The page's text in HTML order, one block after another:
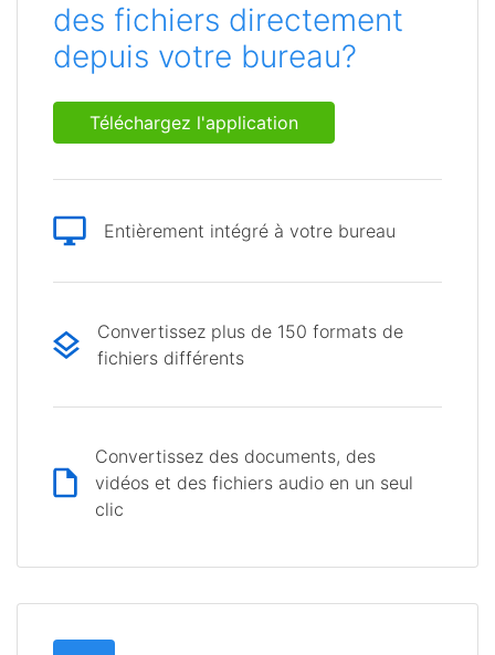
des fichiers directement
depuis votre bureau?
Téléchargez l'application
Entièrement intégré à votre bureau
Convertissez plus de 150 formats de
fichiers différents
Convertissez des documents, des
vidéos et des fichiers audio en un seul
clic